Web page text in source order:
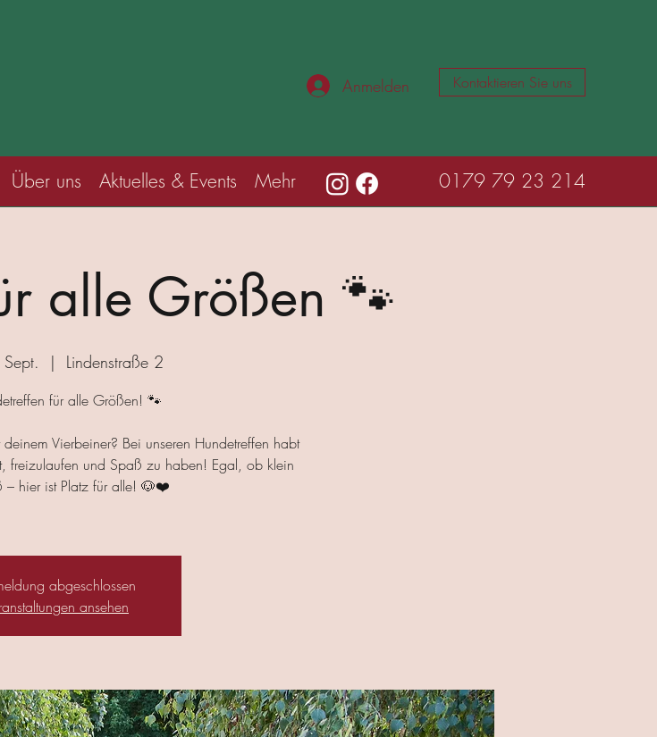
Anmelden Kontaktieren Sie uns
Über uns Aktuelles & Events Mehr 0179 79 23 214
alle Größen 🐾
  |
Lindenstraße 2
für alle Größen! 🐾
Vierbeiner? Bei unseren Hundetreffen habt
freizulaufen und Spaß zu haben! Egal, ob klein
– hier ist Platz für alle! 🐶❤️
abgeschlossen
ansehen